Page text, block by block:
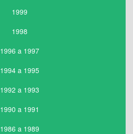
1999
1998
1996 a 1997
1994 a 1995
1992 a 1993
1990 a 1991
1986 a 1989